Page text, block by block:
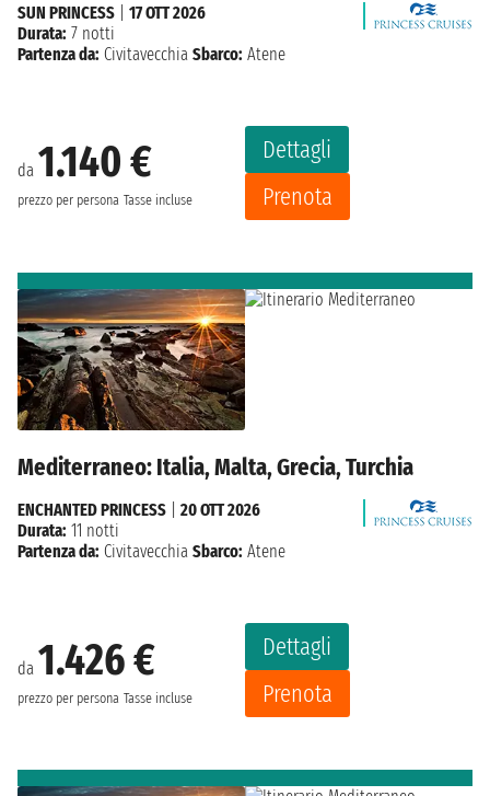
da 1.140 €
prezzo per persona Tasse incluse
Dettagli
Prenota
SUN PRINCESS
17 OTT 2026
Durata: 7 notti
Partenza da: Civitavecchia Sbarco: Atene
Mediterraneo: Italia, Malta, Grecia, Turchia
da 1.426 €
prezzo per persona Tasse incluse
Dettagli
Prenota
ENCHANTED PRINCESS
20 OTT 2026
Durata: 11 notti
Partenza da: Civitavecchia Sbarco: Atene